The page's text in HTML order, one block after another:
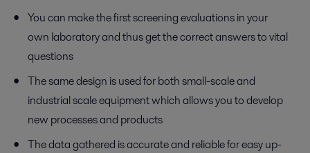
You can make the first screening evaluations in your
own laboratory and thus get the correct answers to vital
questions
The same design is used for both small-scale and
industrial scale equipment which allows you to develop
new processes and products
The data gathered is accurate and reliable for easy up-